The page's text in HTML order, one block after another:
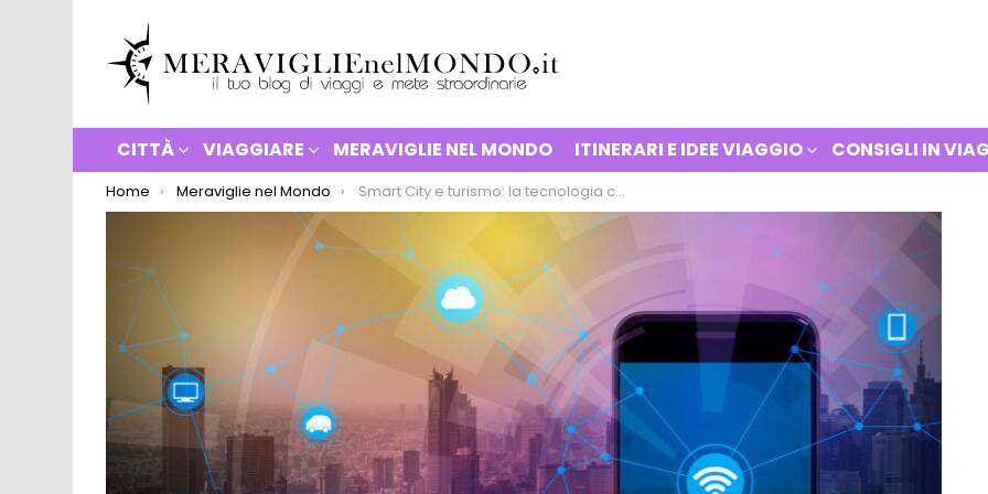
CITTÀ VIAGGIARE MERAVIGLIE NEL MONDO ITINERARI E IDEE VIAGGIO CONSIGLI IN
You are here:
Home Meraviglie nel Mondo Smart City e turismo: la tecnologia che trasforma i viaggi in città